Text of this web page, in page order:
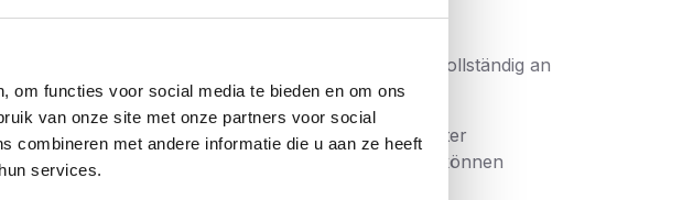
om functies voor social media te bieden en om ons
van onze site met onze partners voor social
combineren met andere informatie die u aan ze heeft
services.
Die flache Unterseite des Kopfes schmiegt sich vollständig an
einem Schmiermittel versehen, damit sie sich leichter
und rostfreier Ausführung erhältlich und können
anhaltenden Korrosionsschutz wählen Sie